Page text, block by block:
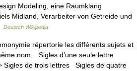
Modeling, eine Raumklang
Midland, Verarbeiter von Getreide und
Deutsch Wikipedia
répertorie les différents sujets et
nom. Sigles d’une seule lettre
Sigles de trois lettres Sigles de quatre